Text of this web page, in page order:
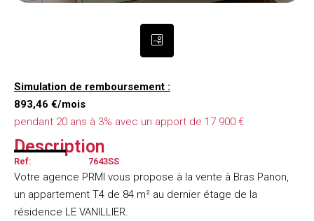
Simulation de remboursement :
893,46 €/mois
pendant 20 ans à 3% avec un apport de 17 900 €
Description
Ref: 7643SS
Votre agence PRMI vous propose à la vente à Bras Panon,
un appartement T4 de 84 m² au dernier étage de la
résidence LE VANILLIER.